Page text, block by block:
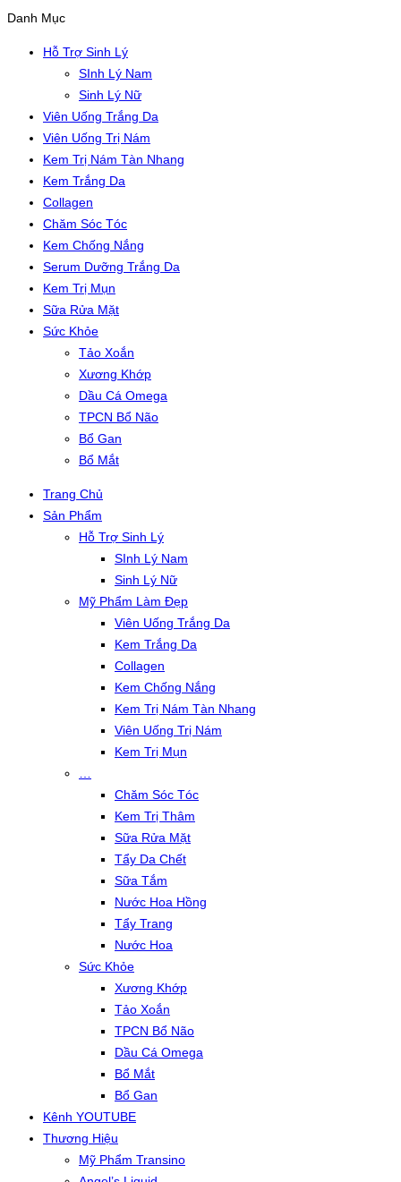
Danh Mục
Hỗ Trợ Sinh Lý
SInh Lý Nam
Sinh Lý Nữ
Viên Uống Trắng Da
Viên Uống Trị Nám
Kem Trị Nám Tàn Nhang
Kem Trắng Da
Collagen
Chăm Sóc Tóc
Kem Chống Nắng
Serum Dưỡng Trắng Da
Kem Trị Mụn
Sữa Rửa Mặt
Sức Khỏe
Tảo Xoắn
Xương Khớp
Dầu Cá Omega
TPCN Bổ Não
Bổ Gan
Bổ Mắt
Trang Chủ
Sản Phẩm
Hỗ Trợ Sinh Lý
SInh Lý Nam
Sinh Lý Nữ
Mỹ Phẩm Làm Đẹp
Viên Uống Trắng Da
Kem Trắng Da
Collagen
Kem Chống Nắng
Kem Trị Nám Tàn Nhang
Viên Uống Trị Nám
Kem Trị Mụn
Chăm Sóc Tóc
Kem Trị Thâm
Sữa Rửa Mặt
Tẩy Da Chết
Sữa Tắm
Nước Hoa Hồng
Tẩy Trang
Nước Hoa
Sức Khỏe
Xương Khớp
Tảo Xoắn
TPCN Bổ Não
Dầu Cá Omega
Bổ Mắt
Bổ Gan
Kênh YOUTUBE
Thương Hiệu
Mỹ Phẩm Transino